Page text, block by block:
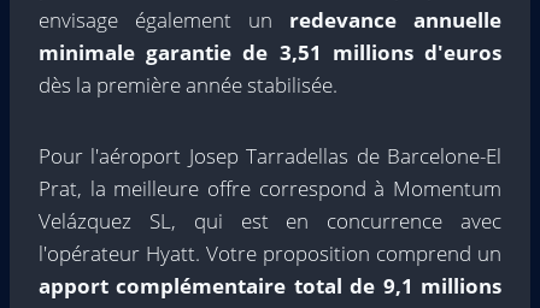
envisage également un redevance annuelle
minimale garantie de 3,51 millions d'euros
dès la première année stabilisée.
Pour l'aéroport Josep Tarradellas de Barcelone-El
Prat, la meilleure offre correspond à Momentum
Velázquez SL, qui est en concurrence avec
l'opérateur Hyatt. Votre proposition comprend un
apport complémentaire total de 9,1 millions